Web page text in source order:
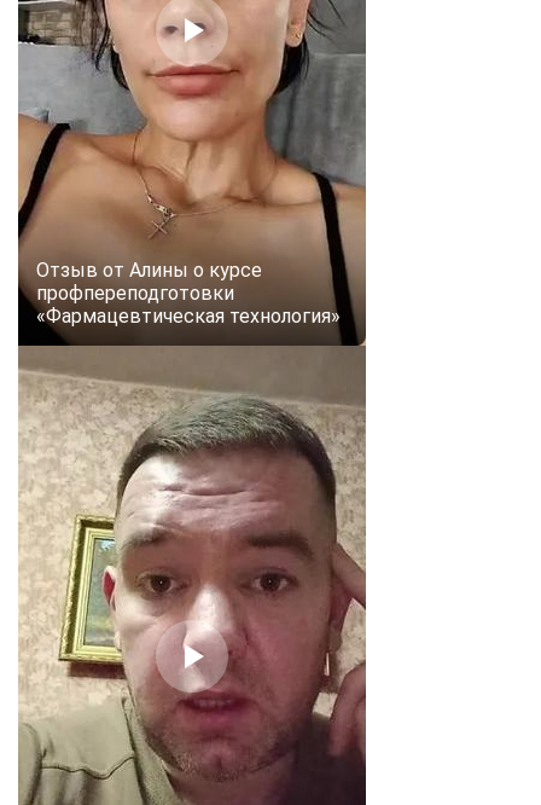
Отзыв от Алины о курсе
профпереподготовки
«Фармацевтическая технология»
ChatApp
online
Мессенджеры
Свяжитесь с нами через любой удобный мессенджер!